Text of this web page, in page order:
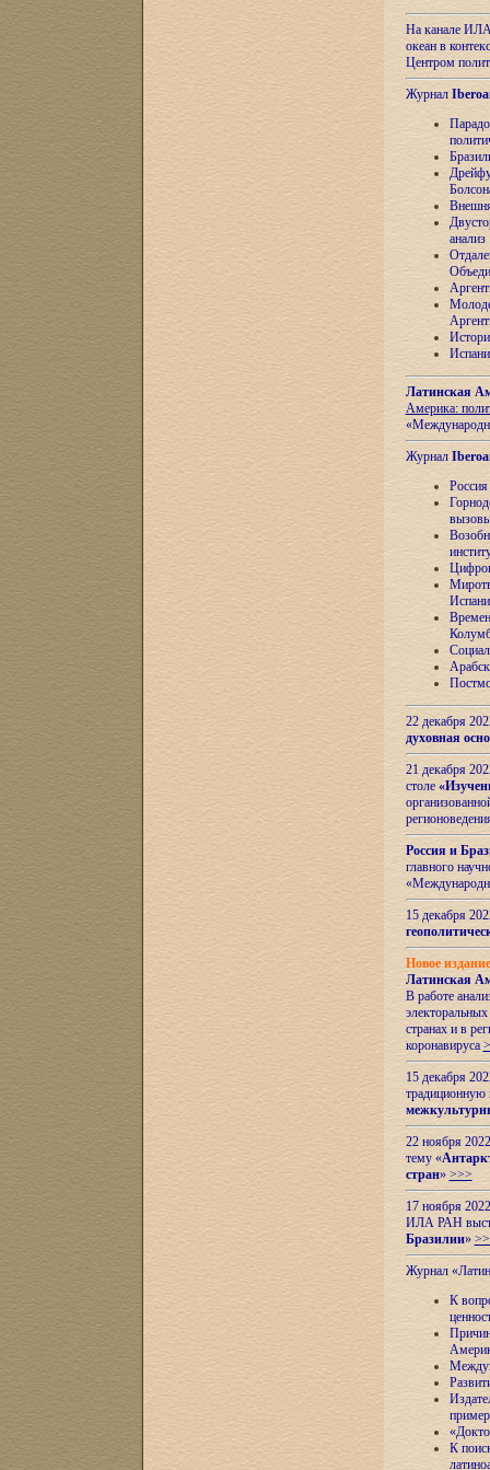
На канале
океан в
Центром
Журнал
анализ
Латинская
Америка:
Журнал
22 декабря
духовная
21 декабря
столе
Россия и
главного
15 декабря
Новое
Латинская
В работе
странах и в
коронавируса
15 декабря
22 ноября
тему «
стран» >>>
17 ноября
ИЛА РАН
Бразилии»
Журнал
К
К